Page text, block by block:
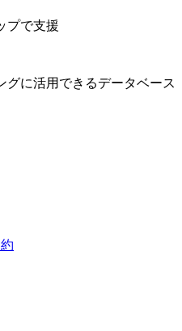
プで支援
グに活用できるデータベース